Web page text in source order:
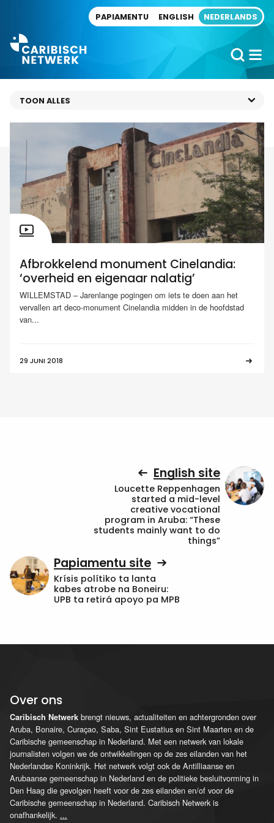
PAPIAMENTU ENGLISH NEDERLANDS
Afbrokkelend monument Cinelandia:
‘overheid en eigenaar nalatig’
WILLEMSTAD – Jarenlange pogingen om iets te doen aan het
vervallen art deco-monument Cinelandia midden in de hoofdstad
van...
29 JUNI 2018
English site
Loucette Reppenhagen
started a mid-level
creative vocational
program in Aruba: “These
students mainly want to do
things”
Papiamentu site
Krísis polítiko ta lanta
kabes atrobe na Boneiru:
UPB ta retirá apoyo pa MPB
Over ons
Caribisch Netwerk brengt nieuws, actualiteiten en achtergronden over
Aruba, Bonaire, Curaçao, Saba, Sint Eustatius en Sint Maarten en de
Caribische gemeenschap in Nederland. Met een netwerk van lokale
journalisten volgen we de ontwikkelingen op de zes eilanden van het
Nederlandse Koninkrijk. Het netwerk volgt ook de Antilliaanse en
Arubaanse gemeenschap in Nederland en de politieke besluitvorming in
Den Haag die gevolgen heeft voor de zes eilanden en/of voor de
Caribische gemeenschap in Nederland. Caribisch Netwerk is
onafhankelijk. ...